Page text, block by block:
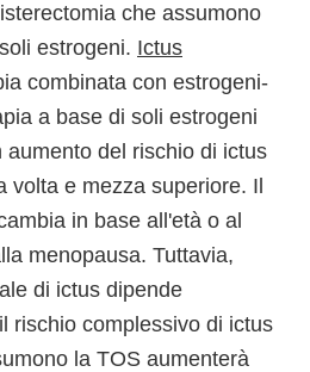
che assumono
estrogeni. Ictus
combinata con estrogeni-
a base di soli estrogeni
del rischio di ictus
volta e mezza superiore. Il
in base all'età o al
menopausa. Tuttavia,
di ictus dipende
rischio complessivo di ictus
la TOS aumenterà